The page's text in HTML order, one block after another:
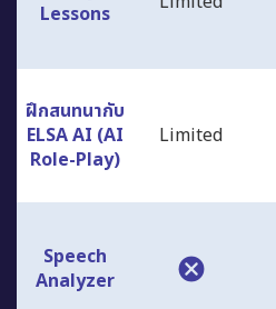
Lessons
ฝึกสนทนากับ
ELSA AI (AI
Role-Play)
Limited
Speech
Analyzer